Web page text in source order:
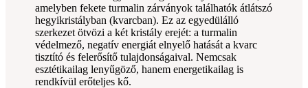
amelyben fekete turmalin zárványok találhatók átlátszó
hegyikristályban (kvarcban). Ez az egyedülálló
szerkezet ötvözi a két kristály erejét: a turmalin
védelmező, negatív energiát elnyelő hatását a kvarc
tisztító és felerősítő tulajdonságaival. Nemcsak
esztétikailag lenyűgöző, hanem energetikailag is
rendkívül erőteljes kő.